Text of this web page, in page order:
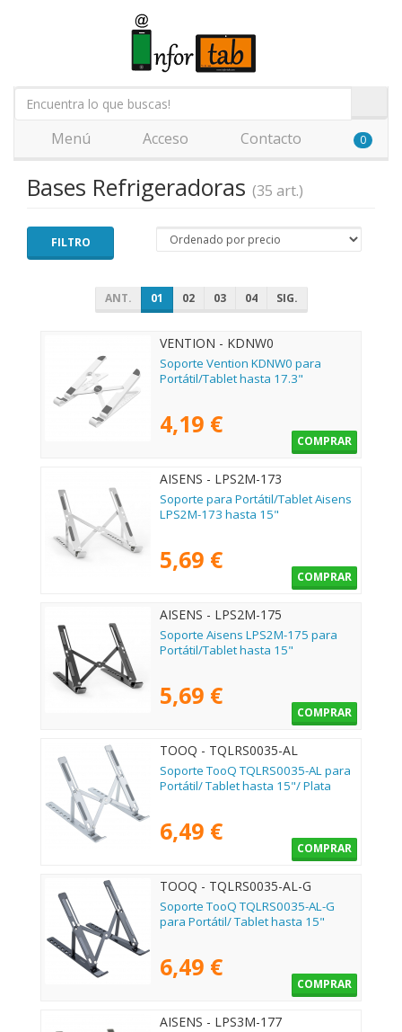
Menú Acceso Contacto 0
Bases Refrigeradoras (35 art.)
FILTRO
ANT. 01 02 03 04 SIG.
VENTION - KDNW0
Soporte Vention KDNW0 para
Portátil/Tablet hasta 17.3"
4,19 €
COMPRAR
AISENS - LPS2M-173
Soporte para Portátil/Tablet Aisens
LPS2M-173 hasta 15"
5,69 €
COMPRAR
AISENS - LPS2M-175
Soporte Aisens LPS2M-175 para
Portátil/Tablet hasta 15"
5,69 €
COMPRAR
TOOQ - TQLRS0035-AL
Soporte TooQ TQLRS0035-AL para
Portátil/ Tablet hasta 15"/ Plata
6,49 €
COMPRAR
TOOQ - TQLRS0035-AL-G
Soporte TooQ TQLRS0035-AL-G
para Portátil/ Tablet hasta 15"
6,49 €
COMPRAR
AISENS - LPS3M-177